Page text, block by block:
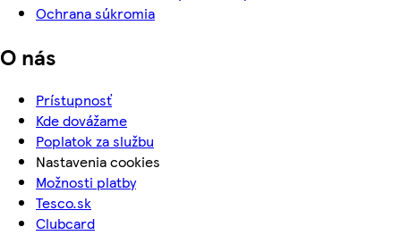
Ochrana súkromia
O nás
Prístupnosť
Kde dovážame
Poplatok za službu
Nastavenia cookies
Možnosti platby
Tesco.sk
Clubcard